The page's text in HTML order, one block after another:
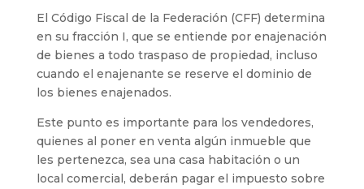
El Código Fiscal de la Federación (CFF) determina
en su fracción I, que se entiende por enajenación
de bienes a todo traspaso de propiedad, incluso
cuando el enajenante se reserve el dominio de
los bienes enajenados.
Este punto es importante para los vendedores,
quienes al poner en venta algún inmueble que
les pertenezca, sea una casa habitación o un
local comercial, deberán pagar el impuesto sobre